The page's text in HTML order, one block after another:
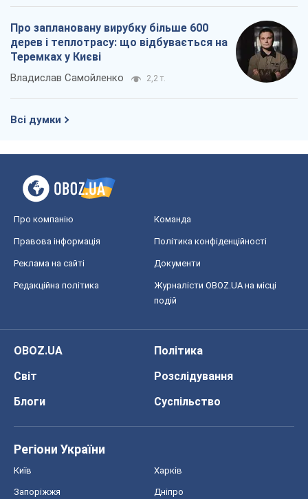
Про заплановану вирубку більше 600
дерев і теплотрасу: що відбувається на
Теремках у Києві
Владислав Самойленко 2,2 т.
Всі думки
Про компанію Команда
Правова інформація Політика конфіденційності
Реклама на сайті Документи
Редакційна політика
Журналісти OBOZ.UA на місці
подій
OBOZ.UA
Політика
Світ
Розслідування
Блоги
Суспільство
Регіони України
Київ Харків
Запоріжжя Дніпро